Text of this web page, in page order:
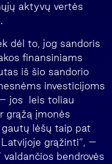
aktyvų vertės
dėl to, jog sandoris
finansiniams
iš šio sandorio
investicijoms
jos leis toliau
grąžą įmonės
lėšų taip pat
grąžinti“, –
bendrovės